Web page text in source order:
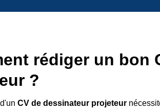
rédiger un bon
?
CV de dessinateur projeteur